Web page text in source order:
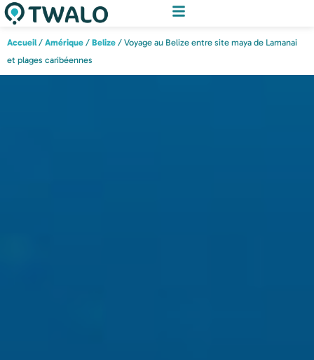
Accueil/ Amérique / Belize / Voyage au Belize entre site maya de Lamanai
et plages caribéennes